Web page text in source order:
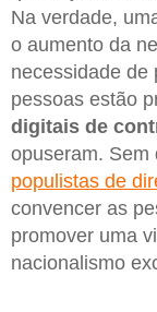
Na verdade,
o aumento da
necessidade de
pessoas estão
digitais de
opuseram. Sem
populistas de
convencer as
promover uma
nacionalismo